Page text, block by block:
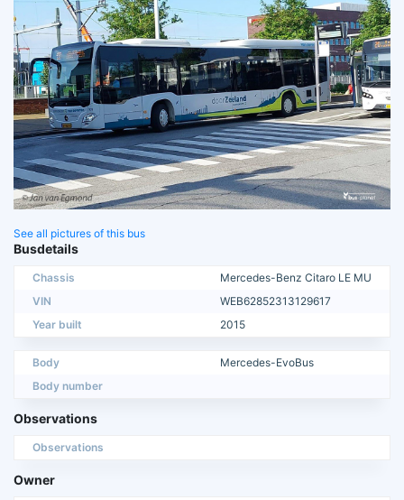
See all pictures of this bus
Busdetails
Chassis
Mercedes-Benz Citaro LE MU
VIN
WEB62852313129617
Year built
2015
Body
Mercedes-EvoBus
Body number
Observations
Observations
Owner